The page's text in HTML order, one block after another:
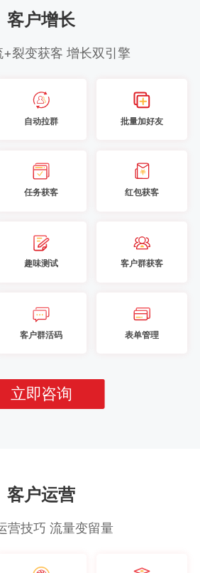
客户增长
+裂变获客 增长双引擎
自动拉群 批量加好友
任务获客 红包获客
趣味测试 客户群获客
客户群活码 表单管理
立即咨询
客户运营
营技巧 流量变留量